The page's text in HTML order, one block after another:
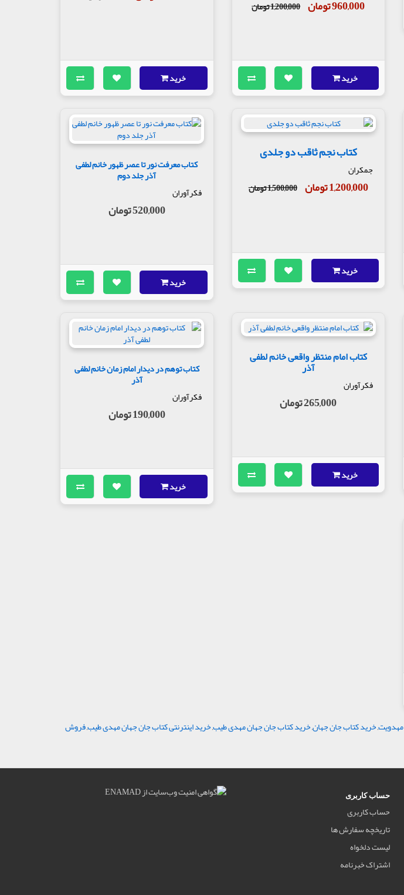
960,000 تومان 1,200,000 تومان
خرید خرید
کتاب نجم ثاقب دو جلدی
جمکران
1,200,000 تومان 1,500,000 تومان
خرید
کتاب معرفت نور تا عصر ظهور خانم لطفی
آذر جلد دوم
فکرآوران
520,000 تومان
خرید
کتاب امام منتظر واقعی خانم لطفی
آذر
فکرآوران
265,000 تومان
خرید
کتاب توهم در دیدار امام زمان خانم لطفی
آذر
فکرآوران
190,000 تومان
خرید
مهدویت,خرید کتاب جان جهان,خرید کتاب جان جهان مهدی طیب,خرید اینترنتی کتاب جان جهان مهدی طیب,فروش
حساب کاربری
حساب کاربری
تاریخچه سفارش ها
لیست دلخواه
اشتراک خبرنامه